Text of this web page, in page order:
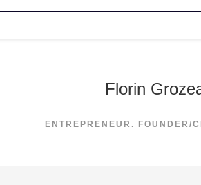
Florin
ENTREPRENEUR. FOUNDER/